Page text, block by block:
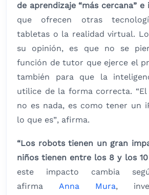
de aprendizaje “más cercana”
que ofrecen otras
tabletas o la realidad virtual.
su opinión, es que no se
función de tutor que ejerce el
también para que la
utilice de la forma correcta.
no es nada, es como tener un
lo que es”, afirma.
“Los robots tienen un gran
niños tienen entre los 8 y los 10
este impacto cambia
afirma Anna Mura,